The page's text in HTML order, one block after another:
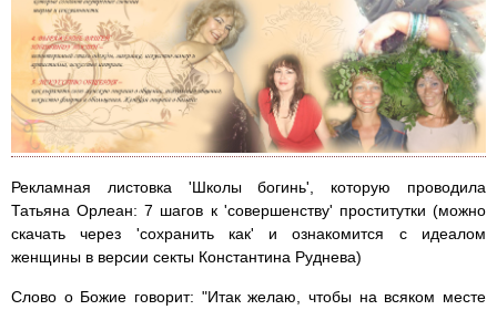
Рекламная листовка 'Школы богинь', которую проводила
Татьяна Орлеан: 7 шагов к 'совершенству' проститутки (можно
скачать через 'сохранить как' и ознакомится с идеалом
женщины в версии секты Константина Руднева)
Слово о Божие говорит: "Итак желаю, чтобы на всяком месте